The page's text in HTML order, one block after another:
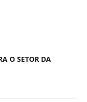
O SETOR DA